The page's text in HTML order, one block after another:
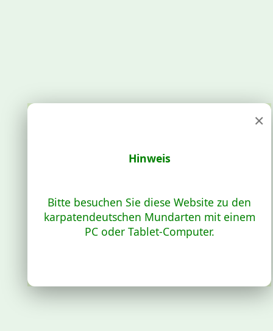
×
Hinweis
Bitte besuchen Sie diese Website zu den
karpatendeutschen Mundarten mit einem
PC oder Tablet-Computer.